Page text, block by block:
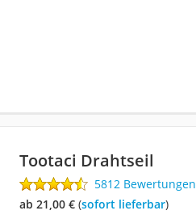
Tootaci Drahtseil
5812 Bewertungen
ab 21,00 €( Sofort lieferbar)